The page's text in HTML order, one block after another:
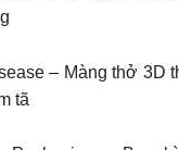
– Màng thở 3D
tã